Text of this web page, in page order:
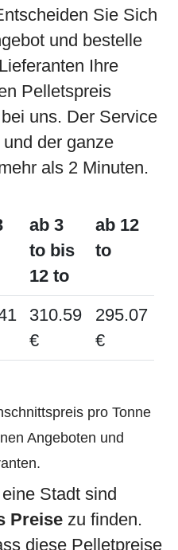
Sie Sich
und bestelle
Ihre
Pelletspreis
uns. Der Service
der ganze
als 2 Minuten.
ab 3
to bis
12 to
ab 12
to
310.59
€
295.07
€
pro Tonne
Angeboten und
Stadt sind
Preise zu finden.
diese Pelletpreise